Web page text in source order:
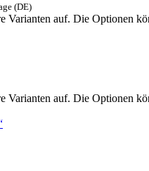
(DE)
Varianten auf. Die Optionen
Varianten auf. Die Optionen